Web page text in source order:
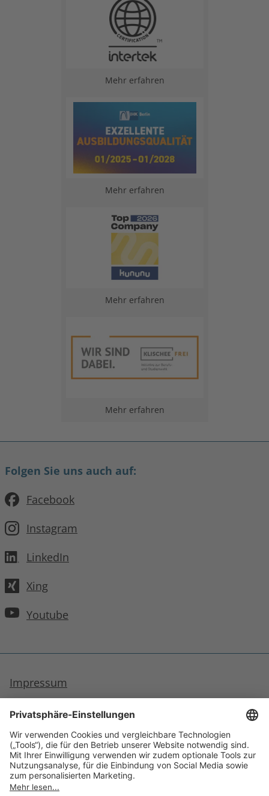
Mehr erfahren
Mehr erfahren
Mehr erfahren
Mehr erfahren
Folgen Sie uns auch auf:
Facebook
Instagram
LinkedIn
Xing
Youtube
Impressum
Datenschutzhinweise
Barrierefreiheit
Inhaltsverzeichnis